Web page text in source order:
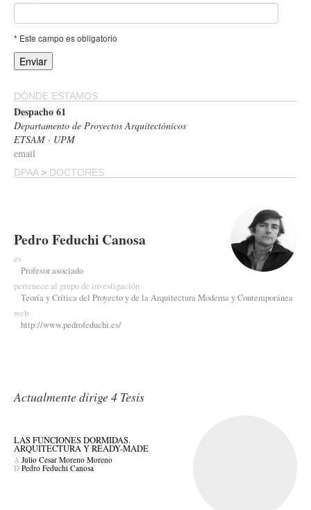
* Este campo es obligatorio
DÓNDE ESTAMOS
Despacho 61
Departamento de Proyectos Arquitectónicos
ETSAM · UPM
email
DPAA> DOCTORES
Pedro Feduchi Canosa
es
Profesor asociado
pertenece al grupo de investigación
Teoría y Crítica del Proyecto y de la Arquitectura Moderna y Contemporánea
web
http://www.pedrofeduchi.es/
Actualmente dirige 4 Tesis
LAS FUNCIONES DORMIDAS.
ARQUITECTURA Y READY-MADE
A Julio Cesar Moreno Moreno
D Pedro Feduchi Canosa